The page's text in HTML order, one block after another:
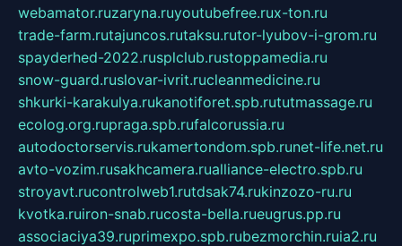
webamator.ruzaryna.ruyoutubefree.rux-ton.ru
trade-farm.rutajuncos.rutaksu.rutor-lyubov-i-grom.ru
spayderhed-2022.rusplclub.rustoppamedia.ru
snow-guard.ruslovar-ivrit.rucleanmedicine.ru
shkurki-karakulya.rukanotiforet.spb.rututmassage.ru
ecolog.org.rupraga.spb.rufalcorussia.ru
autodoctorservis.rukamertondom.spb.runet-life.net.ru
avto-vozim.rusakhcamera.rualliance-electro.spb.ru
stroyavt.rucontrolweb1.rutdsak74.rukinzozo-ru.ru
kvotka.ruiron-snab.rucosta-bella.rueugrus.pp.ru
associaciya39.ruprimexpo.spb.rubezmorchin.ruia2.ru